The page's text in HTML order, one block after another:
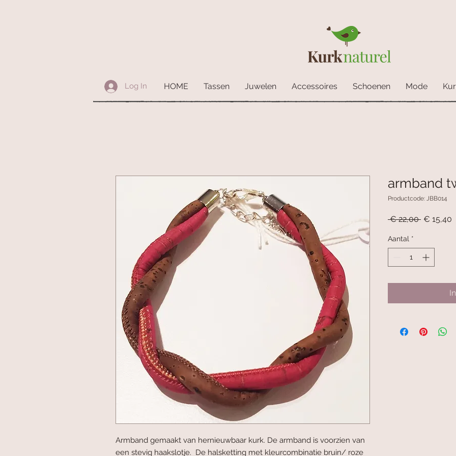
Log In HOME Tassen Juwelen Accessoires Schoenen Mode
Armband gemaakt van hernieuwbaar kurk. De armband is voorzien van
een stevig haakslotje. De halsketting met kleurcombinatie bruin/ roze
armband
Productcode: JBB014
€ 22,00 Normale
€ 15,40
Aantal *